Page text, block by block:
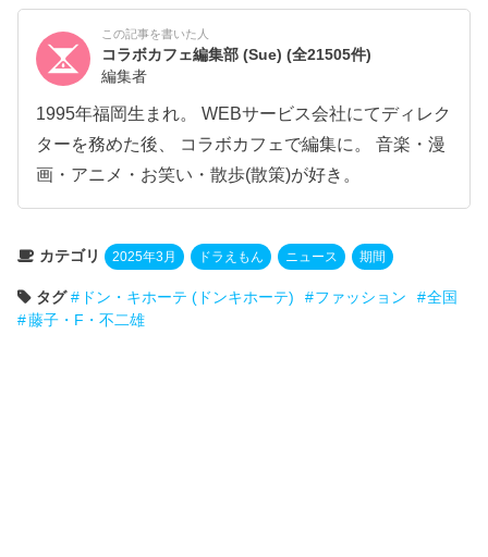
この記事を書いた人
コラボカフェ編集部 (Sue)(全21505件)
編集者
1995年福岡生まれ。 WEBサービス会社にてディレク
ターを務めた後、 コラボカフェで編集に。 音楽・漫
画・アニメ・お笑い・散歩(散策)が好き。
カテゴリ 2025年3月 ドラえもん ニュース 期間
タグ ドン・キホーテ (ドンキホーテ) ファッション
全国
藤子・F・不二雄